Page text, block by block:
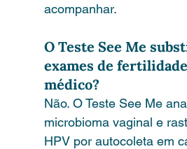
acompanhar.
O Teste See Me
exames de
médico?
Não. O Teste See Me
microbioma vaginal e
HPV por autocoleta em